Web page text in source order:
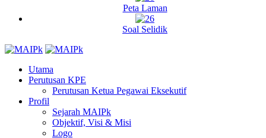
Peta Laman
Soal Selidik
Utama
Perutusan KPE
Perutusan Ketua Pegawai Eksekutif
Profil
Sejarah MAIPk
Objektif, Visi & Misi
Logo